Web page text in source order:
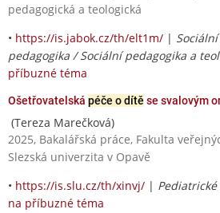
pedagogická a teologická
• https://is.jabok.cz/th/elt1m/ |
pedagogika / Sociální pedagogika a
příbuzné téma
Ošetřovatelská péče o dítě se svalovým
(Tereza Marečková)
2025, Bakalářská práce, Fakulta
Slezská univerzita v Opavě
• https://is.slu.cz/th/xinvj/ |
na příbuzné téma